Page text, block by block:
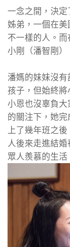
一念之間，決
姊弟，一個在
不一樣的人。
小剛（潘智剛）
潘媽的妹妹沒
孩子，但始終將
小恩也沒辜負
的關注下，她完
上了幾年班之
人後來走進結
眾人羨慕的生活